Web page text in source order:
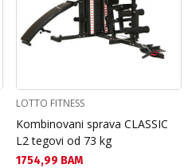
LOTTO FITNESS
Kombinovani sprava CLASSIC
L2 tegovi od 73 kg
Текуща цена:
1754,99 BAM